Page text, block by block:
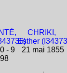
- 9
CHRIKI,
Esther
21 mai 1855